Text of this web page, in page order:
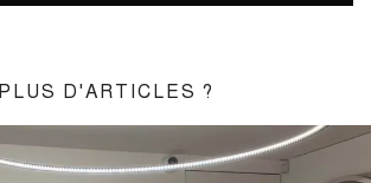
PLUS D'ARTICLES ?